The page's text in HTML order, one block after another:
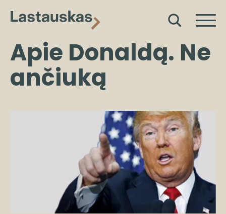
Apie Donaldą. Ne
ančiuką